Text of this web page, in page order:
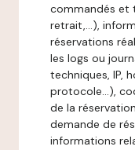
commandés et
retrait,…),
réservations
les logs ou
techniques, IP,
protocole…),
de la
demande de
informations